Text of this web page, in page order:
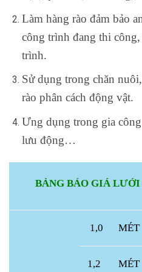
Làm hàng rào đảm bảo
công trình đang thi
trình.
Sử dụng trong chăn
rào phân cách động vật.
Ưng dụng trong gia
lưu động…
BẢNG BÁO GIÁ
1,0 MÉT
1,2 MÉT